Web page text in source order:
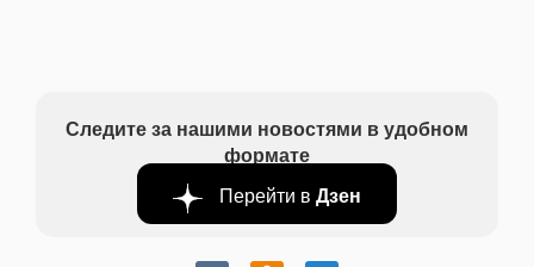
Следите за нашими новостями в удобном
формате
Перейти в Дзен